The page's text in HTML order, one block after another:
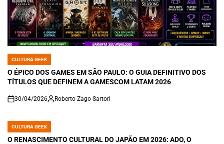
POSTED
IN
CULTURA GEEK
O ÉPICO DOS GAMES EM SÃO PAULO: O GUIA DEFINITIVO DOS
TÍTULOS QUE DEFINEM A GAMESCOM LATAM 2026
on
30/04/2026 Roberto Zago Sartori
POSTED
IN
CULTURA GEEK
O RENASCIMENTO CULTURAL DO JAPÃO EM 2026: ADO, O